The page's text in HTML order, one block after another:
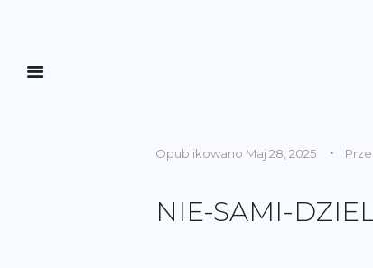
Opublikowano Maj 28, 2025
NIE-SAMI-